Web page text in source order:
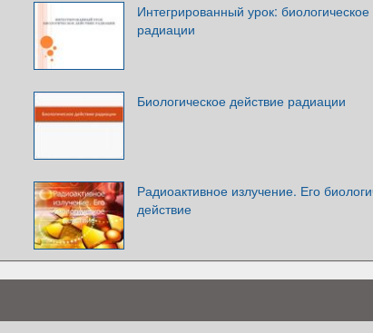
Интегрированный урок:
радиации
Биологическое действие радиации
Радиоактивное излучение. Его
действие